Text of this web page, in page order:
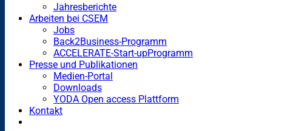
Jahresberichte
Arbeiten bei CSEM
Jobs
Back2Business-Programm
ACCELERATE-Start-upProgramm
Presse und Publikationen
Medien-Portal
Downloads
YODA Open access Plattform
Kontakt